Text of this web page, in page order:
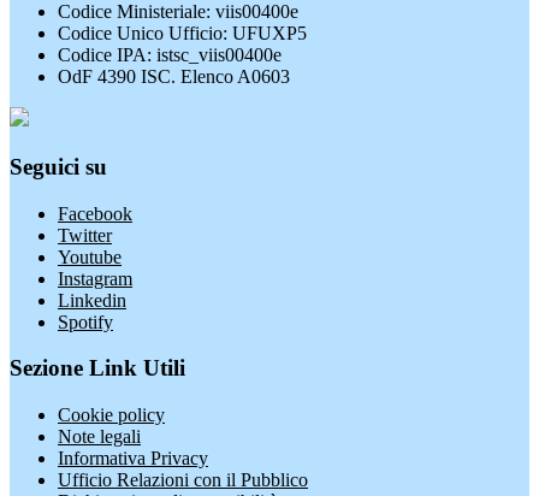
Codice Ministeriale: viis00400e
Codice Unico Ufficio: UFUXP5
Codice IPA: istsc_viis00400e
OdF 4390 ISC. Elenco A0603
Seguici su
Facebook
Twitter
Youtube
Instagram
Linkedin
Spotify
Sezione Link Utili
Cookie policy
Note legali
Informativa Privacy
Ufficio Relazioni con il Pubblico